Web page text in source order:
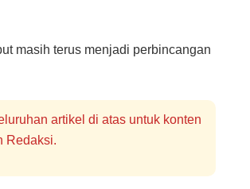
masih terus menjadi perbincangan
artikel di atas untuk konten
Redaksi.